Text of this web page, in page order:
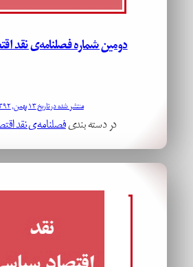
دومین شماره فصلنامه‌ی نقد
منتشر شده در تاریخ ۱۳ بهمن, ۱۳۹۲
در دسته بندیفصلنامه‌ی نقد